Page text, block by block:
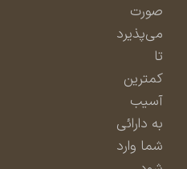
صورت
می‌پذیرد
کمترین
آسیب
به دارائی
شما وارد